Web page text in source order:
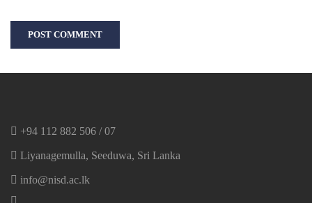
+94 112 882 506 / 07
Liyanagemulla, Seeduwa, Sri Lanka
info@nisd.ac.lk